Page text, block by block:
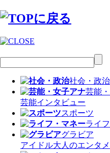
社会・政治
芸能
芸能インタビュー
スポーツ
ライ
グラビア
アイドル大人のエンタメ